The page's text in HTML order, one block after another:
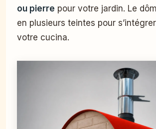
ou pierre pour votre jardin. Le
en plusieurs teintes pour
votre cucina.